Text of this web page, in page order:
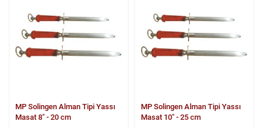
MP Solingen Alman Tipi Yassı
Masat 8" - 20 cm
MP Solingen Alman Tipi Yassı
Masat 10" - 25 cm